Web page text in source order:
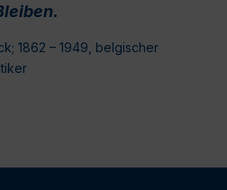
1862 – 1949, belgischer